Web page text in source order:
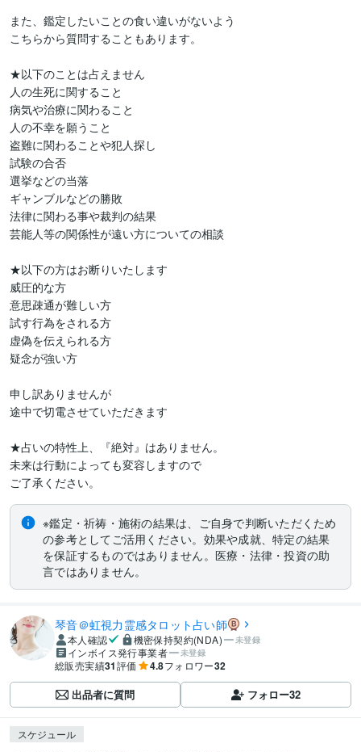
また、鑑定したいことの食い違いがないよう
こちらから質問することもあります。
★以下のことは占えません
人の生死に関すること
病気や治療に関わること
人の不幸を願うこと
盗難に関わることや犯人探し
試験の合否
選挙などの当落
ギャンブルなどの勝敗
法律に関わる事や裁判の結果
芸能人等の関係性が遠い方についての相談
★以下の方はお断りいたします
威圧的な方
意思疎通が難しい方
試す行為をされる方
虚偽を伝えられる方
疑念が強い方
申し訳ありませんが
途中で切電させていただきます
★占いの特性上、『絶対』はありません。
未来は行動によっても変容しますので
※鑑定・祈祷・施術の結果は、ご自身で判断いただくため
の参考としてご活用ください。効果や成就、特定の結果
を保証するものではありません。医療・法律・投資の助
言ではありません。
琴音＠虹視力霊感タロット占い師
本人確認 機密保持契約(NDA) 未登録
インボイス発行事業者 未登録
総販売実績31評価 4.8フォロワー32
出品者に質問 フォロー32
スケジュール